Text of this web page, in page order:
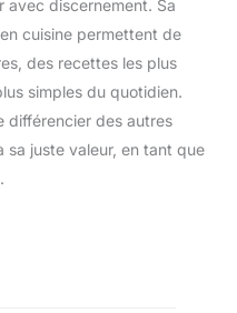
avec discernement. Sa
cuisine permettent de
des recettes les plus
simples du quotidien.
différencier des autres
sa juste valeur, en tant que